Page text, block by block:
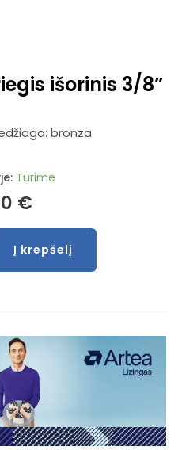
išorinis 3/8”
bronza
Turime
€
Į krepšelį